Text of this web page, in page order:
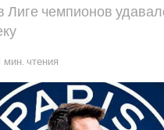
Лиге чемпионов
чтения